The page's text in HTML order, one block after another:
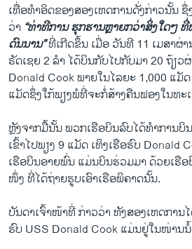
ເທື່ອທຳອິດຂອງສອງເຫດການດັ່ງກ່າວນັ້ນ
ວ່າ “ທ່າທີການ ຮຸກຮານຫຼາຍກວ່າສິ່ງໃດໆ ທີ່
ດົນນານ”ທີ່ເກີດຂຶ້ນ ເມື່ອ ວັນທີ 11 ເມສາຜ່
ຣັດເຊຍ 2 ລຳ ໄດ້ບິນກັບໄປກັບມາ 20 ຖ້ຽວ
Donald Cook ພາຍໃນໄລຍະ 1,000 ແມັ
ແມັດຊຶ່ງໃກ້ພຽງພໍທີ່ຈະກໍ່ສ້າງຄືນຟອງໃນທະ
ຫຼັງຈາກມື້ນັ້ນ ພວກເຮືອບິນລົບໄດ້ທຳການບິ
ເຂົ້າໄປພຽງ 9 ແມັດ ເທິງເຮືອຮົບ Donald
ເຮືອບິນອາຍພົ່ນ ແມ່ນບິນຮ່ວມມາ ດ້ວຍເຮື
ໜຶ່ງ ທີ່ໄດ້ຖ່າຍຮູບເອົາເຮືອພິຄາດນັ້ນ.
ບັນດາເຈົ້າໜ້າທີ່ ກ່າວວ່າ ທັງສອງເຫດການ
ຮົບ USS Donald Cook ແມ່ນຢູ່ໃນໜ່ານ
byສຽງອາເມຣິກາ ວີໂອເອລາວ